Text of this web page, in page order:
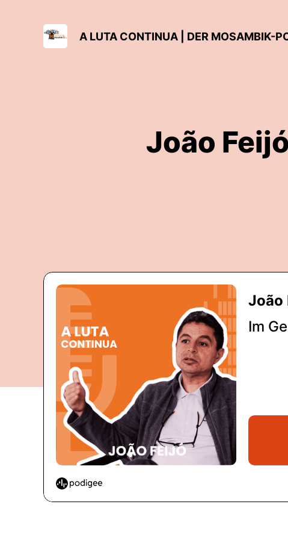
A LUTA CONTINUA | DER MOSAMBIK-
João